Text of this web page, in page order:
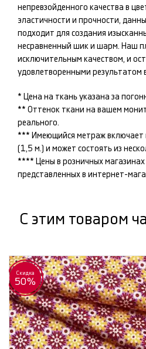
непревзойденного качества в
эластичности и прочности,
подходит для создания
несравненный шик и шарм. Наш
исключительным качеством, и
удовлетворенными результатом
* Цена на ткань указана за
** Оттенок ткани на вашем
реального.
*** Имеющийся метраж включает
(1,5 м.) и может состоять из
**** Цены в розничных магазинах
представленных в интернет-
С этим товаром
Скидка
50%